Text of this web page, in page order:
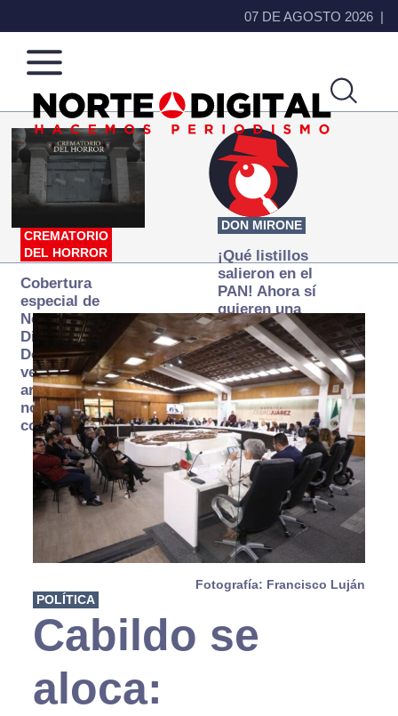
07 DE AGOSTO 2026
Norte
de
Ciudad
Más
que
noticias,
hacemos periodismo
CREMATORIO
DEL HORROR
Cobertura
especial de
Norte
Digital:
Donde la
verdad
arde… pero
no se
consume
DON MIRONE
¡Qué listillos
salieron en el
PAN! Ahora sí
quieren una
Fiscalía
autónoma… y
transexenal
Fotografía: Francisco Luján
POLÍTICA
Cabildo se
aloca: